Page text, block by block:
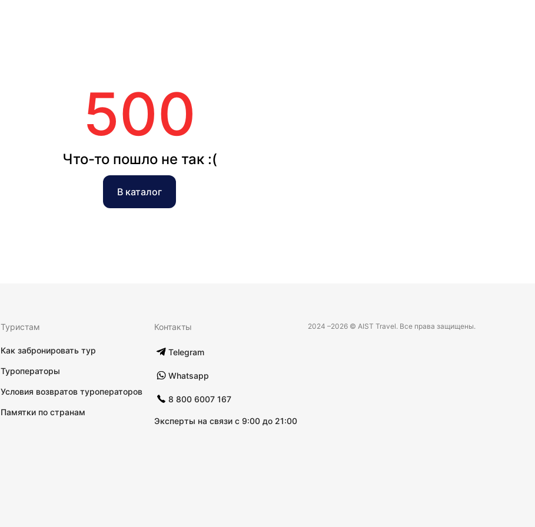
500
Что-то пошло не так :(
В каталог
Туристам
Как забронировать тур
Туроператоры
Условия возвратов туроператоров
Памятки по странам
Контакты
Telegram
Whatsapp
8 800 6007 167
Эксперты на связи с 9:00 до 21:00
2024 –2026 © AIST Travel. Все права защищены.